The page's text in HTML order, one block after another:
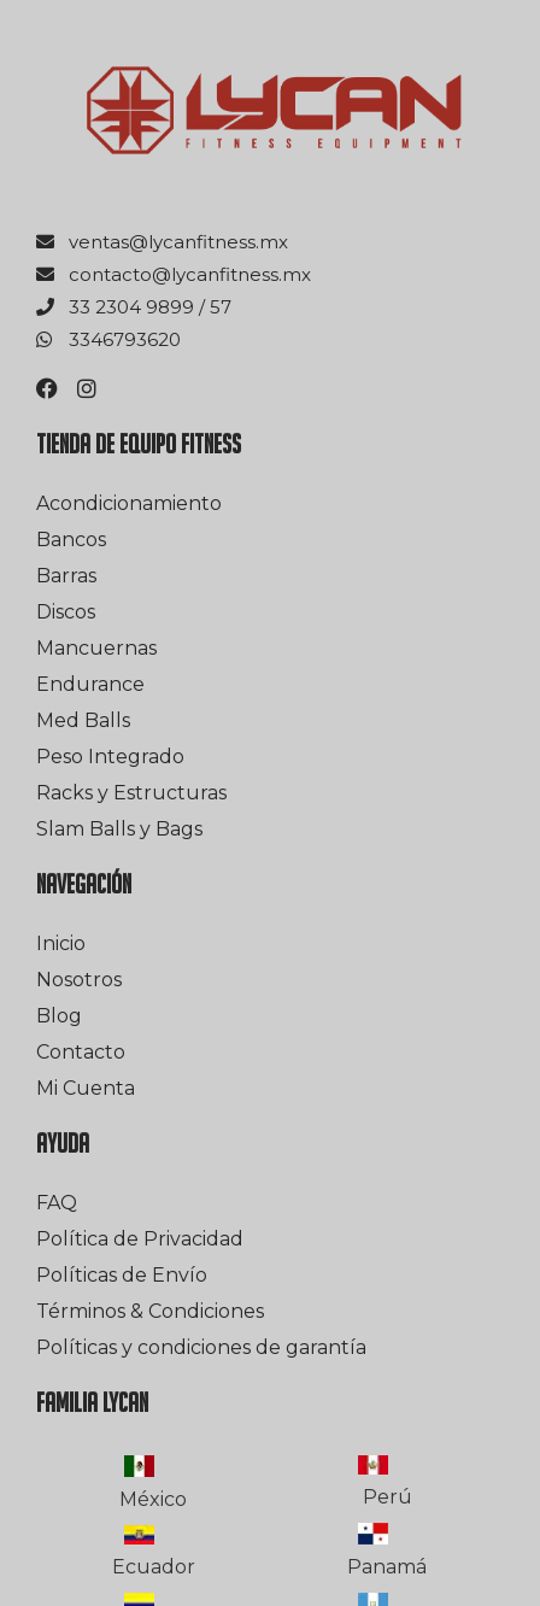
xm.ssentifnacyl@satnev
xm.ssentifnacyl@otcatnoc
75 / 9989 4032 33
0263976433
TIENDA DE EQUIPO FITNESS
Acondicionamiento
Bancos
Barras
Discos
Mancuernas
Endurance
Med Balls
Peso Integrado
Racks y Estructuras
Slam Balls y Bags
NAVEGACIÓN
Inicio
Nosotros
Blog
Contacto
Mi Cuenta
AYUDA
FAQ
Política de Privacidad
Políticas de Envío
Términos & Condiciones
Políticas y condiciones de garantía
FAMILIA LYCAN
México
Ecuador
Perú
Panamá